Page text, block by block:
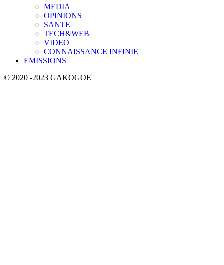
MEDIA
OPINIONS
SANTE
TECH&WEB
VIDEO
CONNAISSANCE INFINIE
EMISSIONS
© 2020 -2023 GAKOGOE